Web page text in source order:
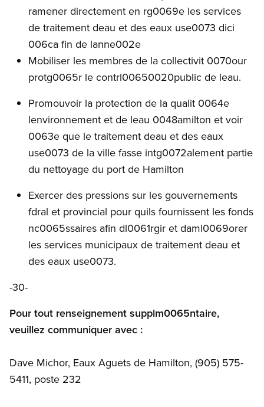
ramener directement en rg0069e les services
de traitement deau et des eaux use0073 dici
006ca fin de lanne002e
Mobiliser les membres de la collectivit 0070our
protg0065r le contrl00650020public de leau.
Promouvoir la protection de la qualit 0064e
lenvironnement et de leau 0048amilton et voir
0063e que le traitement deau et des eaux
use0073 de la ville fasse intg0072alement partie
du nettoyage du port de Hamilton
Exercer des pressions sur les gouvernements
fdral et provincial pour quils fournissent les fonds
nc0065ssaires afin dl0061rgir et daml0069orer
les services municipaux de traitement deau et
des eaux use0073.
-30-
Pour tout renseignement supplm0065ntaire,
veuillez communiquer avec :
Dave Michor, Eaux Aguets de Hamilton, (905) 575-
5411, poste 232